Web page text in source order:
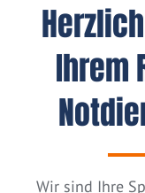
Ihrem
Wir sind Ihre